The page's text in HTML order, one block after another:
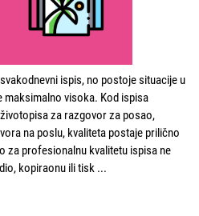
ispis, no postoje situacije u
maksimalno visoka. Kod ispisa
za razgovor za posao,
na poslu, kvaliteta postaje prilično
za profesionalnu kvalitetu ispisa ne
kopiraonu ili tisk ...